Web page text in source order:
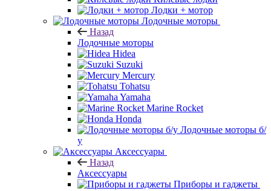
Лодки + мотор
Лодочные моторы
Назад
Лодочные моторы
Hidea
Suzuki
Mercury
Tohatsu
Yamaha
Marine Rocket
Honda
Лодочные моторы б/
у
Аксессуары
Назад
Аксессуары
Приборы и гаджеты